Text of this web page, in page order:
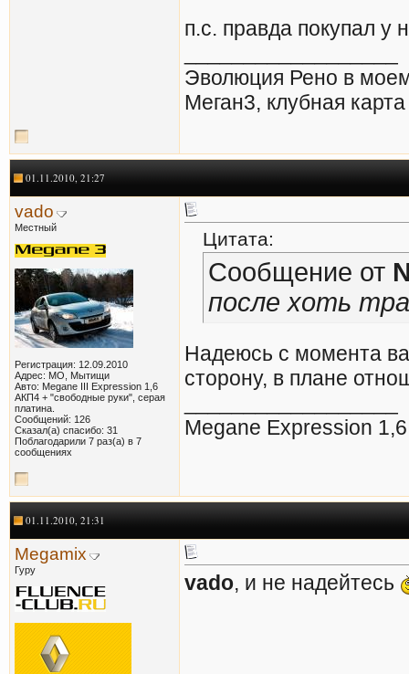
п.с. правда покупал у
Эволюция Рено в
Меган3, клубная
01.11.2010, 21:27
vado
Местный
Регистрация: 12.09.2010
Адрес: МО, Мытищи
Авто: Megane III Expression 1,6
AКП4 + "свободные руки", серая
платина.
Сообщений: 126
Сказал(а) спасибо: 31
Поблагодарили 7 раз(а) в 7
сообщениях
Цитата:
Сообщение от
после хоть
Надеюсь с момента
сторону, в плане
Megane Expression
01.11.2010, 21:31
Megamix
Гуру
vado, и не надейтесь